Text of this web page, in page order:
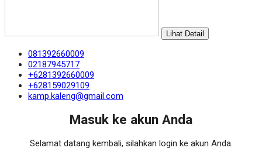
Lihat Detail
081392660009
02187945717
+6281392660009
+628159029109
kamp.kaleng@gmail.com
Masuk ke akun Anda
Selamat datang kembali, silahkan login ke akun Anda.